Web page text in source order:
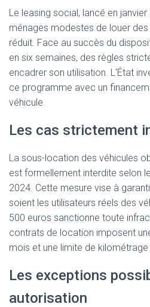
Le leasing social, lancé en
ménages modestes de louer
réduit. Face au succès du
en six semaines, des règles
encadrer son utilisation. L'État
ce programme avec un
véhicule.
Les cas strictement
La sous-location des véhicules
est formellement interdite selon
2024. Cette mesure vise à
soient les utilisateurs réels des
500 euros sanctionne toute
contrats de location imposent
mois et une limite de
Les exceptions
autorisation